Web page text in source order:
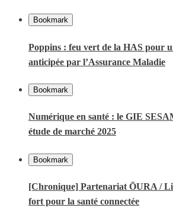
Bookmark
Poppins : feu vert de la HAS pour
anticipée par l’Assurance Maladie
Bookmark
Numérique en santé : le GIE
étude de marché 2025
Bookmark
[Chronique] Partenariat ŌURA /
fort pour la santé connectée